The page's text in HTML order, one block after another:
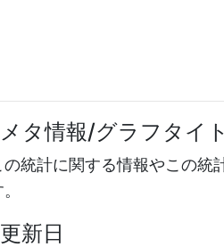
メタ情報/グラフタイ
の統計に関する情報やこの統
更新日